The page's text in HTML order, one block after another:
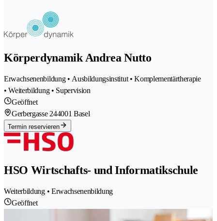
Körperdynamik Andrea Nutto
Erwachsenenbildung • Ausbildungsinstitut • Komplementärtherapie
• Weiterbildung • Supervision
Geöffnet
Gerbergasse 244001 Basel
Termin reservieren
HSO Wirtschafts- und Informatikschule
Weiterbildung • Erwachsenenbildung
Geöffnet